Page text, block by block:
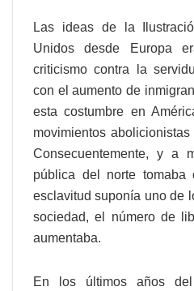
Las ideas de la
Unidos desde Europa
criticismo contra la
con el aumento de
esta costumbre en
movimientos
Consecuentemente, y a
pública del norte
esclavitud suponía uno de
sociedad, el número de
aumentaba.
En los últimos años